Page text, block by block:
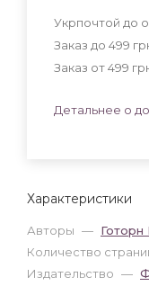
Характеристики
Авторы — Готорн
Количество
Издательство —
Укрпочтой до
Заказ до 499
Заказ от 499
Детальнее о